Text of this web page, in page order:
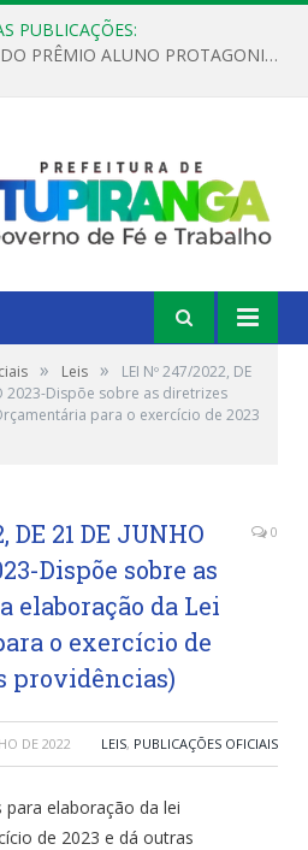
PUBLICAÇÕES:
REGULAMENTO OFICIAL DO PRÊMIO ALUNO PROTAGONISTA – EDIÇÃO 2026
» Leis »
LEI Nº 247/2022, DE
2023-Dispõe sobre as diretrizes
para o exercício de 2023
DE 21 DE JUNHO
Dispõe sobre as
elaboração da Lei
o exercício de
providências)
0
DE 2022 LEIS, PUBLICAÇÕES OFICIAIS
elaboração da lei
de 2023 e dá outras